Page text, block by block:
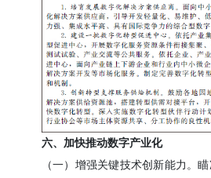
六、加快推动数字产业化
（一）增强关键技术创新能力。